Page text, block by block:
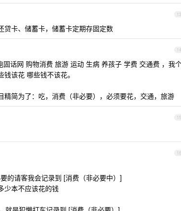
13
贷卡、储蓄卡，储蓄卡定期存固定数
14
话网 购物消费 旅游 运动 生病 养孩子 学费 交通费 ，我
该花 哪些钱不该花。
简为了：吃，消费（非必要），必须要花，交通，旅游
15
16
的请客我会记录到 [消费（非必要中）]
少本不应该花的钱